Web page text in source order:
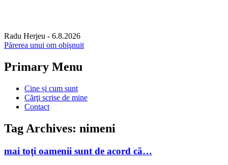
Radu Herjeu - 6.8.2026
Părerea unui om obişnuit
Primary Menu
Skip
content
Cine și cum sunt
Cărţi scrise de mine
Contact
Tag Archives: nimeni
mai toţi oamenii sunt de acord că…